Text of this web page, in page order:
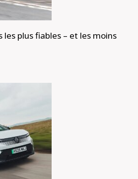
les plus fiables – et les moins